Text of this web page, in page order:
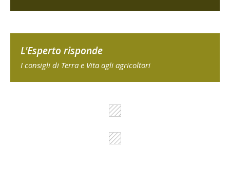
L'Esperto risponde
I consigli di Terra e Vita agli agricoltori